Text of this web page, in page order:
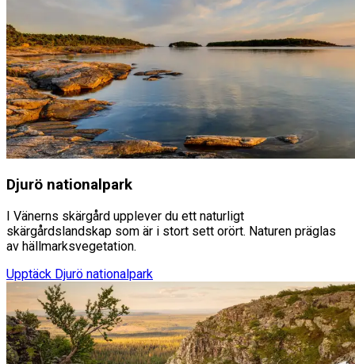
Djurö nationalpark
I Vänerns skärgård upplever du ett naturligt
skärgårdslandskap som är i stort sett orört. Naturen präglas
av hällmarksvegetation.
Upptäck Djurö nationalpark